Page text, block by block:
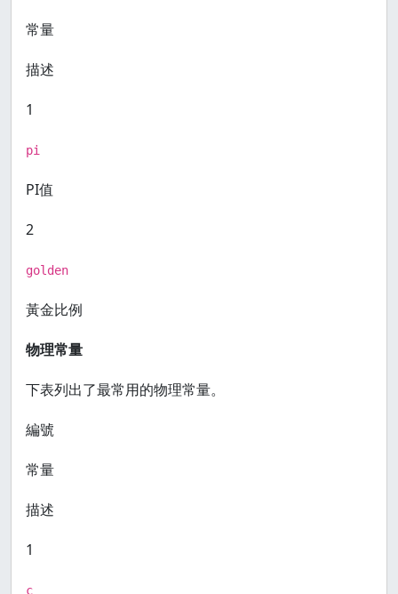
常量
描述
1
pi
PI值
2
golden
黃金比例
物理常量
下表列出了最常用的物理常量。
編號
常量
描述
1
c